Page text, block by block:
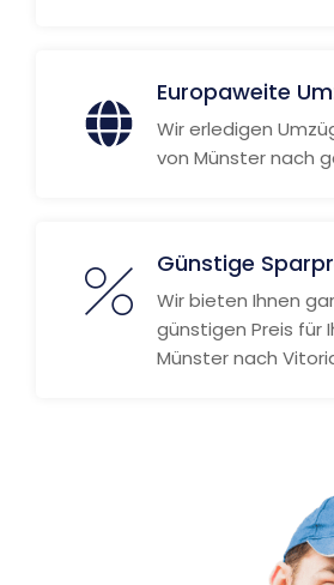
Europaweite
Wir erledigen
von Münster nach
Günstige
Wir bieten Ihnen
günstigen Preis für
Münster nach